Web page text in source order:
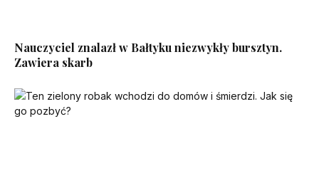
Nauczyciel znalazł w Bałtyku niezwykły bursztyn.
Zawiera skarb